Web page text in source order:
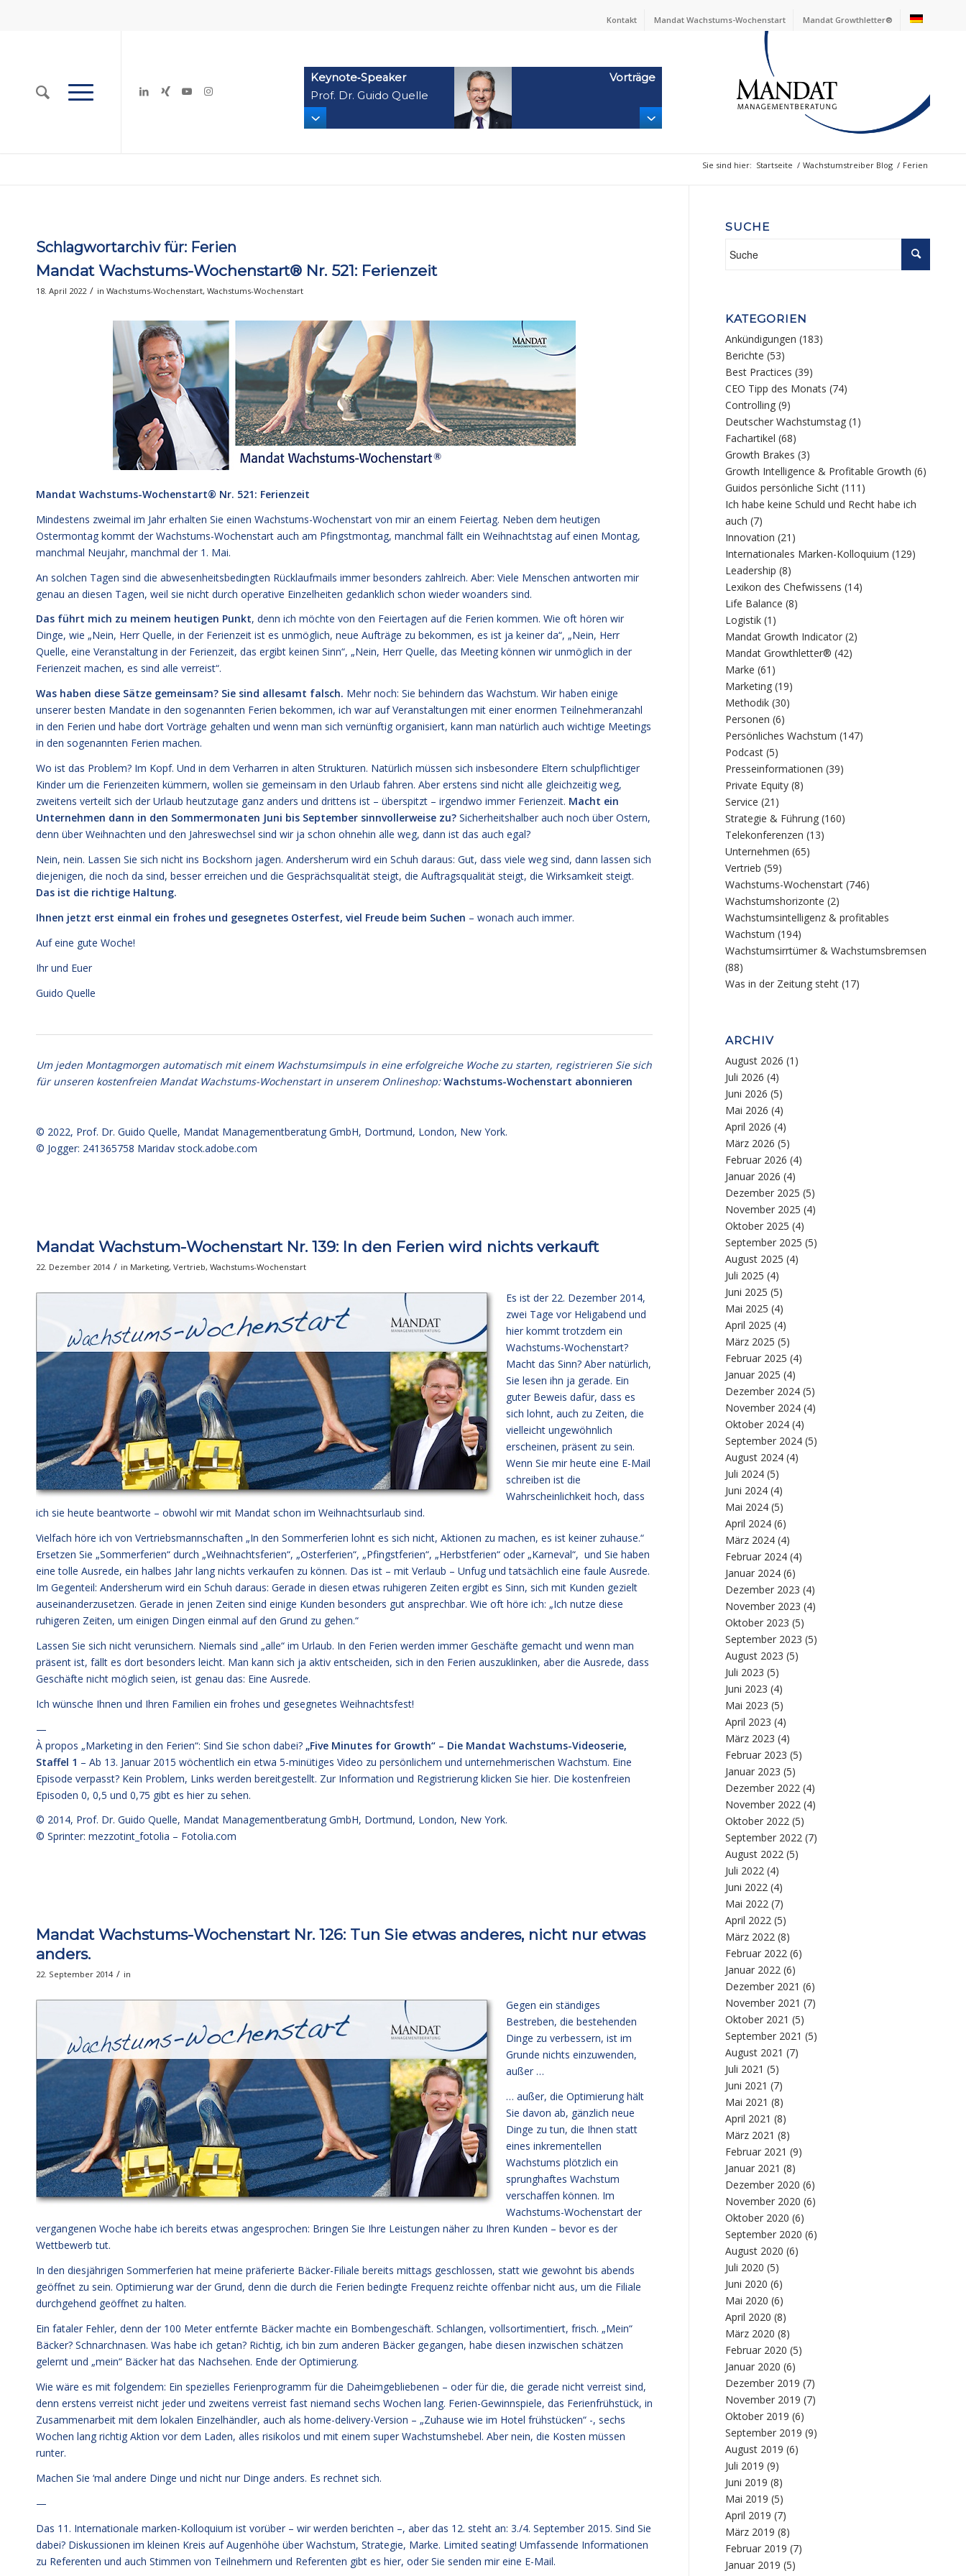
Kontakt Mandat Wachstums-Wochenstart Mandat Growthletter®
Keynote‑Speaker
Prof. Dr. Guido Quelle
Vorträge
Sie sind hier: Startseite / Wachstumstreiber Blog / Ferien
Schlagwortarchiv für: Ferien
Mandat Wachstums-Wochenstart® Nr. 521: Ferienzeit
18. April 2022 / in Wachstums-Wochenstart, Wachstums-Wochenstart
Mandat Wachstums-Wochenstart® Nr. 521: Ferienzeit
Mindestens zweimal im Jahr erhalten Sie einen Wachstums-Wochenstart von mir an einem Feiertag. Neben dem heutigen
Ostermontag kommt der Wachstums-Wochenstart auch am Pfingstmontag, manchmal fällt ein Weihnachtstag auf einen Montag,
manchmal Neujahr, manchmal der 1. Mai.
An solchen Tagen sind die abwesenheitsbedingten Rücklaufmails immer besonders zahlreich. Aber: Viele Menschen antworten mir
genau an diesen Tagen, weil sie nicht durch operative Einzelheiten gedanklich schon wieder woanders sind.
Das führt mich zu meinem heutigen Punkt, denn ich möchte von den Feiertagen auf die Ferien kommen. Wie oft hören wir
Dinge, wie „Nein, Herr Quelle, in der Ferienzeit ist es unmöglich, neue Aufträge zu bekommen, es ist ja keiner da“, „Nein, Herr
Quelle, eine Veranstaltung in der Ferienzeit, das ergibt keinen Sinn“, „Nein, Herr Quelle, das Meeting können wir unmöglich in der
Ferienzeit machen, es sind alle verreist“.
Was haben diese Sätze gemeinsam? Sie sind allesamt falsch. Mehr noch: Sie behindern das Wachstum. Wir haben einige
unserer besten Mandate in den sogenannten Ferien bekommen, ich war auf Veranstaltungen mit einer enormen Teilnehmeranzahl
in den Ferien und habe dort Vorträge gehalten und wenn man sich vernünftig organisiert, kann man natürlich auch wichtige Meetings
in den sogenannten Ferien machen.
Wo ist das Problem? Im Kopf. Und in dem Verharren in alten Strukturen. Natürlich müssen sich insbesondere Eltern schulpflichtiger
Kinder um die Ferienzeiten kümmern, wollen sie gemeinsam in den Urlaub fahren. Aber erstens sind nicht alle gleichzeitig weg,
zweitens verteilt sich der Urlaub heutzutage ganz anders und drittens ist – überspitzt – irgendwo immer Ferienzeit. Macht ein
Unternehmen dann in den Sommermonaten Juni bis September sinnvollerweise zu? Sicherheitshalber auch noch über Ostern,
denn über Weihnachten und den Jahreswechsel sind wir ja schon ohnehin alle weg, dann ist das auch egal?
Nein, nein. Lassen Sie sich nicht ins Bockshorn jagen. Andersherum wird ein Schuh daraus: Gut, dass viele weg sind, dann lassen sich
diejenigen, die noch da sind, besser erreichen und die Gesprächsqualität steigt, die Auftragsqualität steigt, die Wirksamkeit steigt.
Das ist die richtige Haltung.
Ihnen jetzt erst einmal ein frohes und gesegnetes Osterfest, viel Freude beim Suchen – wonach auch immer.
Auf eine gute Woche!
Ihr und Euer
Guido Quelle
Um jeden Montagmorgen automatisch mit einem Wachstumsimpuls in eine erfolgreiche Woche zu starten, registrieren Sie sich
für unseren kostenfreien Mandat Wachstums-Wochenstart in unserem Onlineshop:Wachstums-Wochenstart abonnieren
© 2022, Prof. Dr. Guido Quelle, Mandat Managementberatung GmbH, Dortmund, London, New York.
© Jogger: 241365758 Maridav stock.adobe.com
Mandat Wachstum-Wochenstart Nr. 139: In den Ferien wird nichts verkauft
22. Dezember 2014 / in Marketing, Vertrieb, Wachstums-Wochenstart
Es ist der 22. Dezember 2014,
zwei Tage vor Heligabend und
hier kommt trotzdem ein
Wachstums-Wochenstart?
Macht das Sinn? Aber natürlich,
Sie lesen ihn ja gerade. Ein
guter Beweis dafür, dass es
sich lohnt, auch zu Zeiten, die
vielleicht ungewöhnlich
erscheinen, präsent zu sein.
Wenn Sie mir heute eine E-Mail
schreiben ist die
Wahrscheinlichkeit hoch, dass
ich sie heute beantworte – obwohl wir mit Mandat schon im Weihnachtsurlaub sind.
Vielfach höre ich von Vertriebsmannschaften „In den Sommerferien lohnt es sich nicht, Aktionen zu machen, es ist keiner zuhause.“
Ersetzen Sie „Sommerferien“ durch „Weihnachtsferien“, „Osterferien“, „Pfingstferien“, „Herbstferien“ oder „Karneval“, und Sie haben
eine tolle Ausrede, ein halbes Jahr lang nichts verkaufen zu können. Das ist – mit Verlaub – Unfug und tatsächlich eine faule Ausrede.
Im Gegenteil: Andersherum wird ein Schuh daraus: Gerade in diesen etwas ruhigeren Zeiten ergibt es Sinn, sich mit Kunden gezielt
auseinanderzusetzen. Gerade in jenen Zeiten sind einige Kunden besonders gut ansprechbar. Wie oft höre ich: „Ich nutze diese
ruhigeren Zeiten, um einigen Dingen einmal auf den Grund zu gehen.“
Lassen Sie sich nicht verunsichern. Niemals sind „alle“ im Urlaub. In den Ferien werden immer Geschäfte gemacht und wenn man
präsent ist, fällt es dort besonders leicht. Man kann sich ja aktiv entscheiden, sich in den Ferien auszuklinken, aber die Ausrede, dass
Geschäfte nicht möglich seien, ist genau das: Eine Ausrede.
Ich wünsche Ihnen und Ihren Familien ein frohes und gesegnetes Weihnachtsfest!
—
À propos „Marketing in den Ferien“: Sind Sie schon dabei? „Five Minutes for Growth“ – Die Mandat Wachstums-Videoserie,
Staffel 1 – Ab 13. Januar 2015 wöchentlich ein etwa 5-minütiges Video zu persönlichem und unternehmerischen Wachstum. Eine
Episode verpasst? Kein Problem, Links werden bereitgestellt. Zur Information und Registrierung klicken Sie hier. Die kostenfreien
Episoden 0, 0,5 und 0,75 gibt es hier zu sehen.
© 2014, Prof. Dr. Guido Quelle, Mandat Managementberatung GmbH, Dortmund, London, New York.
© Sprinter: mezzotint_fotolia – Fotolia.com
Mandat Wachstums-Wochenstart Nr. 126: Tun Sie etwas anderes, nicht nur etwas
anders.
22. September 2014 / in
Gegen ein ständiges
Bestreben, die bestehenden
Dinge zu verbessern, ist im
Grunde nichts einzuwenden,
außer …
… außer, die Optimierung hält
Sie davon ab, gänzlich neue
Dinge zu tun, die Ihnen statt
eines inkrementellen
Wachstums plötzlich ein
sprunghaftes Wachstum
verschaffen können. Im
Wachstums-Wochenstart der
vergangenen Woche habe ich bereits etwas angesprochen: Bringen Sie Ihre Leistungen näher zu Ihren Kunden – bevor es der
Wettbewerb tut.
In den diesjährigen Sommerferien hat meine präferierte Bäcker-Filiale bereits mittags geschlossen, statt wie gewohnt bis abends
geöffnet zu sein. Optimierung war der Grund, denn die durch die Ferien bedingte Frequenz reichte offenbar nicht aus, um die Filiale
durchgehend geöffnet zu halten.
Ein fataler Fehler, denn der 100 Meter entfernte Bäcker machte ein Bombengeschäft. Schlangen, vollsortimentiert, frisch. „Mein“
Bäcker? Schnarchnasen. Was habe ich getan? Richtig, ich bin zum anderen Bäcker gegangen, habe diesen inzwischen schätzen
gelernt und „mein“ Bäcker hat das Nachsehen. Ende der Optimierung.
Wie wäre es mit folgendem: Ein spezielles Ferienprogramm für die Daheimgebliebenen – oder für die, die gerade nicht verreist sind,
denn erstens verreist nicht jeder und zweitens verreist fast niemand sechs Wochen lang. Ferien-Gewinnspiele, das Ferienfrühstück, in
Zusammenarbeit mit dem lokalen Einzelhändler, auch als home-delivery-Version – „Zuhause wie im Hotel frühstücken“ -, sechs
Wochen lang richtig Aktion vor dem Laden, alles risikolos und mit einem super Wachstumshebel. Aber nein, die Kosten müssen
runter.
Machen Sie ‘mal andere Dinge und nicht nur Dinge anders. Es rechnet sich.
—
Das 11. Internationale marken-Kolloquium ist vorüber – wir werden berichten –, aber das 12. steht an: 3./4. September 2015. Sind Sie
dabei? Diskussionen im kleinen Kreis auf Augenhöhe über Wachstum, Strategie, Marke. Limited seating! Umfassende Informationen
zu Referenten und auch Stimmen von Teilnehmern und Referenten gibt es hier, oder Sie senden mir eine E-Mail.
SUCHE
KATEGORIEN
Ankündigungen (183)
Berichte (53)
Best Practices (39)
CEO Tipp des Monats (74)
Controlling (9)
Deutscher Wachstumstag (1)
Fachartikel (68)
Growth Brakes (3)
Growth Intelligence & Profitable Growth (6)
Guidos persönliche Sicht (111)
Ich habe keine Schuld und Recht habe ich
auch (7)
Innovation (21)
Internationales Marken-Kolloquium (129)
Leadership (8)
Lexikon des Chefwissens (14)
Life Balance (8)
Logistik (1)
Mandat Growth Indicator (2)
Mandat Growthletter® (42)
Marke (61)
Marketing (19)
Methodik (30)
Personen (6)
Persönliches Wachstum (147)
Podcast (5)
Presseinformationen (39)
Private Equity (8)
Service (21)
Strategie & Führung (160)
Telekonferenzen (13)
Unternehmen (65)
Vertrieb (59)
Wachstums-Wochenstart (746)
Wachstumshorizonte (2)
Wachstumsintelligenz & profitables
Wachstum (194)
Wachstumsirrtümer & Wachstumsbremsen
(88)
Was in der Zeitung steht (17)
ARCHIV
August 2026 (1)
Juli 2026 (4)
Juni 2026 (5)
Mai 2026 (4)
April 2026 (4)
März 2026 (5)
Februar 2026 (4)
Januar 2026 (4)
Dezember 2025 (5)
November 2025 (4)
Oktober 2025 (4)
September 2025 (5)
August 2025 (4)
Juli 2025 (4)
Juni 2025 (5)
Mai 2025 (4)
April 2025 (4)
März 2025 (5)
Februar 2025 (4)
Januar 2025 (4)
Dezember 2024 (5)
November 2024 (4)
Oktober 2024 (4)
September 2024 (5)
August 2024 (4)
Juli 2024 (5)
Juni 2024 (4)
Mai 2024 (5)
April 2024 (6)
März 2024 (4)
Februar 2024 (4)
Januar 2024 (6)
Dezember 2023 (4)
November 2023 (4)
Oktober 2023 (5)
September 2023 (5)
August 2023 (5)
Juli 2023 (5)
Juni 2023 (4)
Mai 2023 (5)
April 2023 (4)
März 2023 (4)
Februar 2023 (5)
Januar 2023 (5)
Dezember 2022 (4)
November 2022 (4)
Oktober 2022 (5)
September 2022 (7)
August 2022 (5)
Juli 2022 (4)
Juni 2022 (4)
Mai 2022 (7)
April 2022 (5)
März 2022 (8)
Februar 2022 (6)
Januar 2022 (6)
Dezember 2021 (6)
November 2021 (7)
Oktober 2021 (5)
September 2021 (5)
August 2021 (7)
Juli 2021 (5)
Juni 2021 (7)
Mai 2021 (8)
April 2021 (8)
März 2021 (8)
Februar 2021 (9)
Januar 2021 (8)
Dezember 2020 (6)
November 2020 (6)
Oktober 2020 (6)
September 2020 (6)
August 2020 (6)
Juli 2020 (5)
Juni 2020 (6)
Mai 2020 (6)
April 2020 (8)
März 2020 (8)
Februar 2020 (5)
Januar 2020 (6)
Dezember 2019 (7)
November 2019 (7)
Oktober 2019 (6)
September 2019 (9)
August 2019 (6)
Juli 2019 (9)
Juni 2019 (8)
Mai 2019 (5)
April 2019 (7)
März 2019 (8)
Februar 2019 (7)
Januar 2019 (5)